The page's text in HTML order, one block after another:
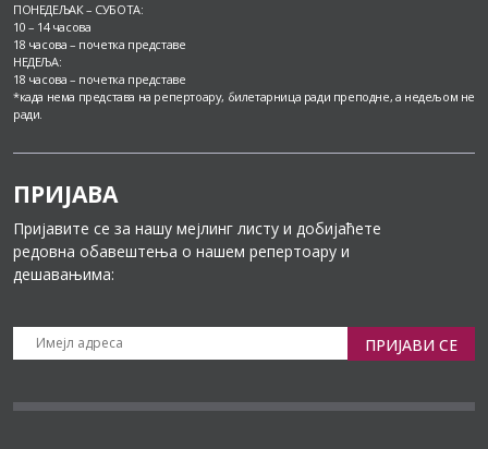
ПОНЕДЕЉАК – СУБОТА:
10 – 14 часова
18 часова – почетка представе
НЕДЕЉА:
18 часова – почетка представе
*када нема представа на репертоару, билетарница ради преподне, а недељом не
ради.
ПРИЈАВА
Пријавите се за нашу мејлинг листу и добијаћете
редовна обавештења о нашем репертоару и
дешавањима:
ПРИЈАВИ СЕ